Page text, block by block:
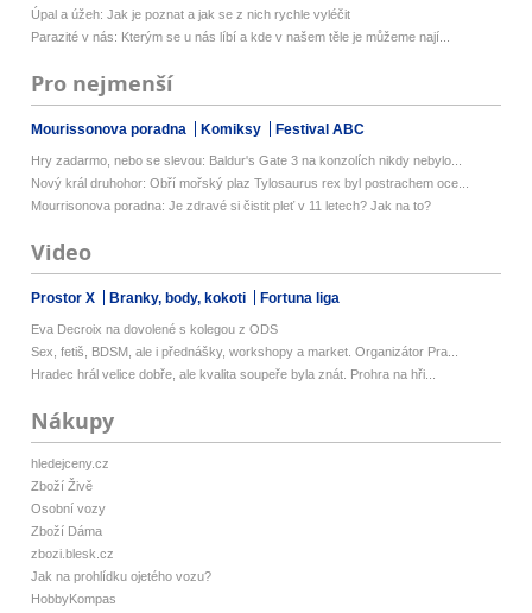
Úpal a úžeh: Jak je poznat a jak se z nich rychle vyléčit
Parazité v nás: Kterým se u nás líbí a kde v našem těle je můžeme nají...
Pro nejmenší
Mourissonova poradna Komiksy Festival ABC
Hry zadarmo, nebo se slevou: Baldur's Gate 3 na konzolích nikdy nebylo...
Nový král druhohor: Obří mořský plaz Tylosaurus rex byl postrachem oce...
Mourrisonova poradna: Je zdravé si čistit pleť v 11 letech? Jak na to?
Video
Prostor X Branky, body, kokoti Fortuna liga
Eva Decroix na dovolené s kolegou z ODS
Sex, fetiš, BDSM, ale i přednášky, workshopy a market. Organizátor Pra...
Hradec hrál velice dobře, ale kvalita soupeře byla znát. Prohra na hři...
Nákupy
hledejceny.cz
Zboží Živě
Osobní vozy
Zboží Dáma
zbozi.blesk.cz
Jak na prohlídku ojetého vozu?
HobbyKompas